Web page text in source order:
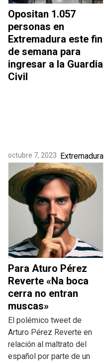
Opositan 1.057
personas en
Extremadura este fin
de semana para
ingresar a la Guardia
Civil
octubre 7, 2023 Extremadura
Para Aturo Pérez
Reverte «Na boca
cerra no entran
muscas»
El polémico tweet de
Arturo Pérez Reverte en
relación al maltrato del
español por parte de un